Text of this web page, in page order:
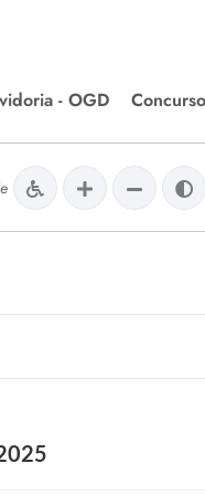
- OGD
Meio Ambiente